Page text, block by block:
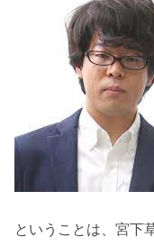
ということは、宮下